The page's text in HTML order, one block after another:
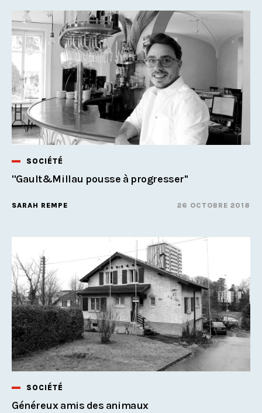
SOCIÉTÉ
''Gault&Millau pousse à progresser''
SARAH REMPE 26 OCTOBRE 2018
SOCIÉTÉ
Généreux amis des animaux